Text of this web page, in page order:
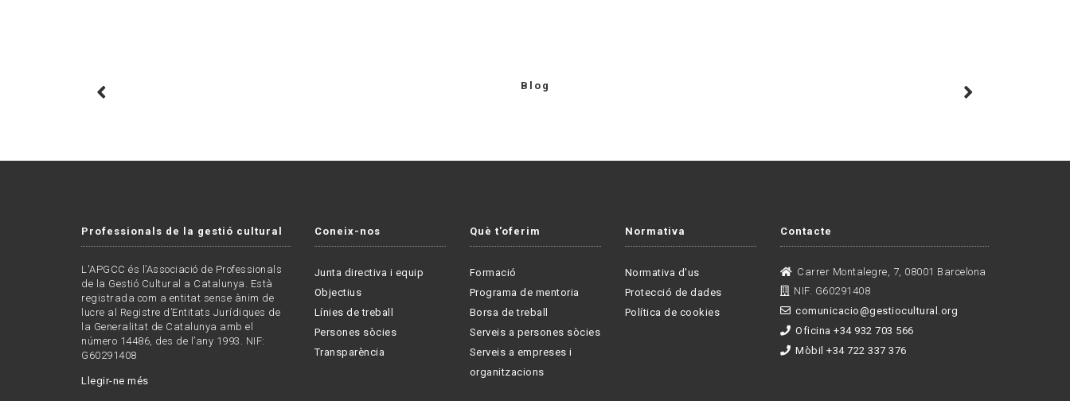
Blog
Professionals de la gestió cultural
L'APGCC és l’Associació de Professionals
de la Gestió Cultural a Catalunya. Està
registrada com a entitat sense ànim de
lucre al Registre d’Entitats Jurídiques de
la Generalitat de Catalunya amb el
número 14486, des de l’any 1993. NIF:
G60291408
Llegir-ne més
Coneix-nos
Junta directiva i equip
Objectius
Línies de treball
Persones sòcies
Transparència
Què t'oferim
Formació
Programa de mentoria
Borsa de treball
Serveis a persones sòcies
Serveis a empreses i
organitzacions
Normativa
Normativa d'us
Protecció de dades
Política de cookies
Contacte
Carrer Montalegre, 7, 08001 Barcelona
NIF. G60291408
comunicacio@gestiocultural.org
Oficina +34 932 703 566
Mòbil +34 722 337 376